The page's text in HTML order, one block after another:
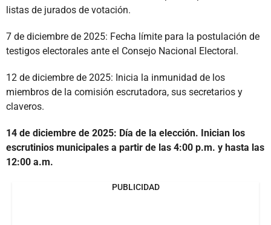
listas de jurados de votación.
7 de diciembre de 2025: Fecha límite para la postulación de
testigos electorales ante el Consejo Nacional Electoral.
12 de diciembre de 2025: Inicia la inmunidad de los
miembros de la comisión escrutadora, sus secretarios y
claveros.
14 de diciembre de 2025: Día de la elección. Inician los
escrutinios municipales a partir de las 4:00 p.m. y hasta las
12:00 a.m.
PUBLICIDAD